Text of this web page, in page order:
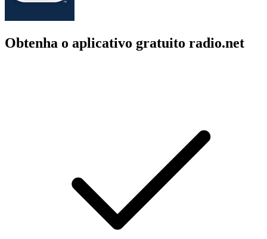
Obtenha o aplicativo gratuito radio.net